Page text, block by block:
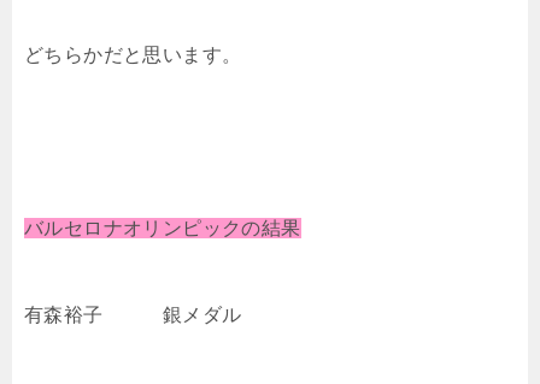
どちらかだと思います。
バルセロナオリンピックの結果
有森裕子 銀メダル